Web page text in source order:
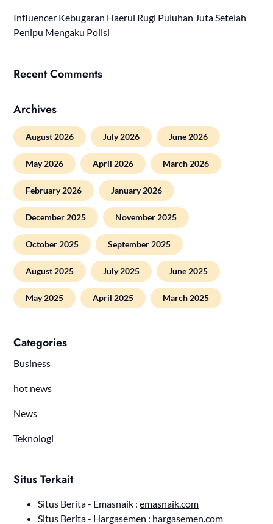
Influencer Kebugaran Haerul Rugi Puluhan Juta Setelah
Penipu Mengaku Polisi
Recent Comments
Archives
August 2026 July 2026 June 2026
May 2026 April 2026 March 2026
February 2026 January 2026
December 2025 November 2025
October 2025 September 2025
August 2025 July 2025 June 2025
May 2025 April 2025 March 2025
Categories
Business
hot news
News
Teknologi
Situs Terkait
Situs Berita - Emasnaik :emasnaik.com
Situs Berita - Hargasemen : hargasemen.com